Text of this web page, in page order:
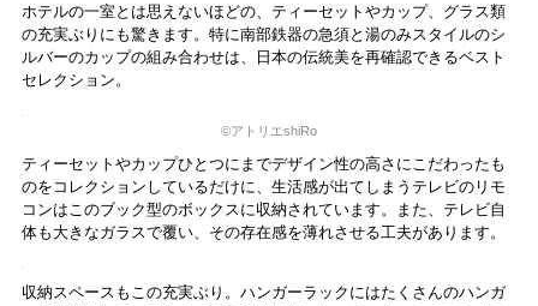
うれしいです。
シャンプーやコンディショナー、ボディソープのほか、固形石けんや
ボディミルクローションなどのヘア＆ボディケア製品は、スウェーデ
レクトショップなどでBYREDOのフレグランス を見かけることはあっ
ためだけに作られたレアアイテム。甘さとさわやかさのバランスが絶
妙なその香りと使い心地で、洗い上がりの満足度が最高です。プラス
チックゴミ削減のため、ボトルタイプでの用意になっています。